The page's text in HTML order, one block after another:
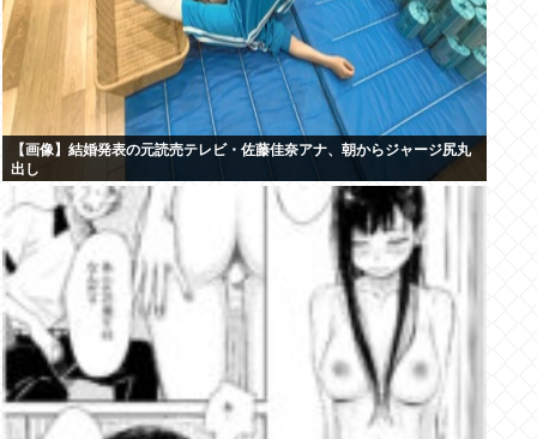
【画像】結婚発表の元読売テレビ・佐藤佳奈アナ、朝からジャージ尻丸
出し